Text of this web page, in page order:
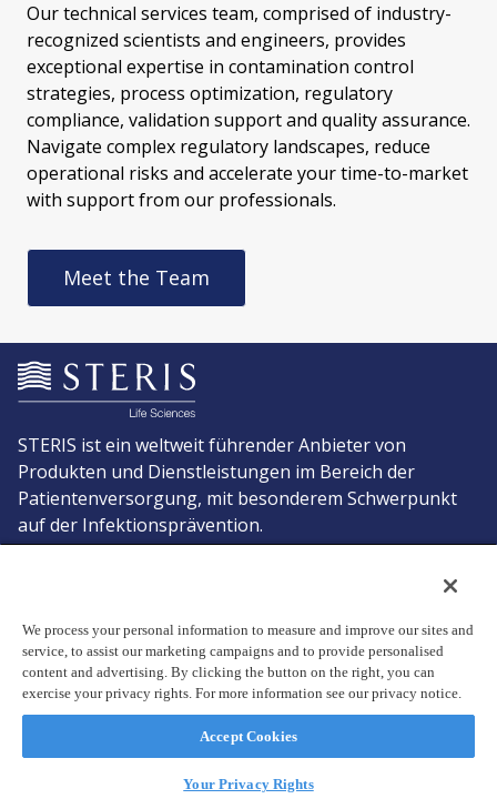
Our technical services team, comprised of industry-
recognized scientists and engineers, provides
exceptional expertise in contamination control
strategies, process optimization, regulatory
compliance, validation support and quality assurance.
Navigate complex regulatory landscapes, reduce
operational risks and accelerate your time-to-market
with support from our professionals.
Meet the Team
STERIS ist ein weltweit führender Anbieter von
Produkten und Dienstleistungen im Bereich der
Patientenversorgung, mit besonderem Schwerpunkt
auf der Infektionsprävention.
Angebot anfordern
Zum STERIS-Shop
© Copyright 2025, STERIS plc. Alle Rechte vorbehalten.
Geschäftssitz: 70 Sir John Rogerson's Quay, Dublin 2 Ireland
We process your personal information to measure and improve our sites and
service, to assist our marketing campaigns and to provide personalised
content and advertising. By clicking the button on the right, you can
exercise your privacy rights. For more information see our privacy notice.
Accept Cookies
Your Privacy Rights